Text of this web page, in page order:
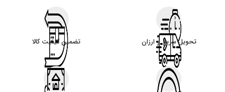
تحویل سریع و ارزان تضمین کیفیت کالا